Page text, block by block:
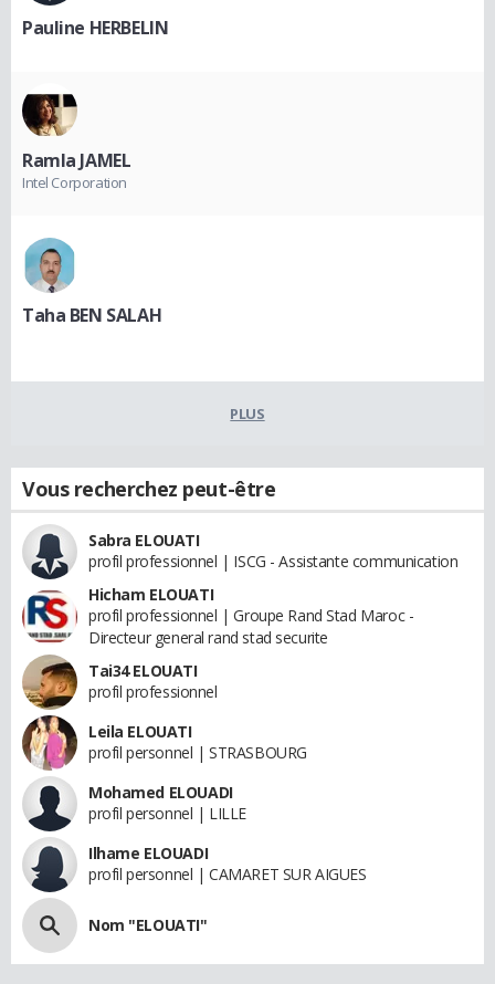
Pauline HERBELIN
Ramla JAMEL
Intel Corporation
Taha BEN SALAH
PLUS
Vous recherchez peut-être
Sabra ELOUATI
profil professionnel | ISCG - Assistante communication
Hicham ELOUATI
profil professionnel | Groupe Rand Stad Maroc -
Directeur general rand stad securite
Tai34 ELOUATI
profil professionnel
Leila ELOUATI
profil personnel | STRASBOURG
Mohamed ELOUADI
profil personnel | LILLE
Ilhame ELOUADI
profil personnel | CAMARET SUR AIGUES
Nom "ELOUATI"